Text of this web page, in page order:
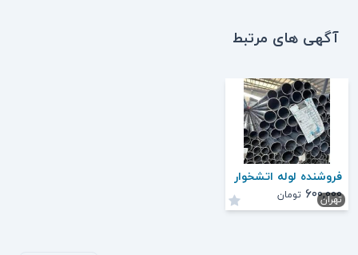
آگهی های مرتبط
فروشنده لوله اتشخوار
۶۰۰,۰۰۰ تومان تهران